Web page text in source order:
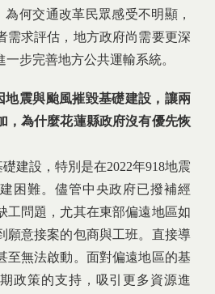
何交通改革民眾感受不明顯，
需求評估，地方政府尚需要更深
步完善地方公共運輸系統。
地震與颱風摧毀基礎建設，讓兩
，為什麼花蓮縣政府沒有優先恢
建設，特別是在2022年918地震
困難。儘管中央政府已撥補經
工問題，尤其在東部偏遠地區如
願意接案的包商與工班。直接導
至無法啟動。面對偏遠地區的基
政策的支持，吸引更多資源進